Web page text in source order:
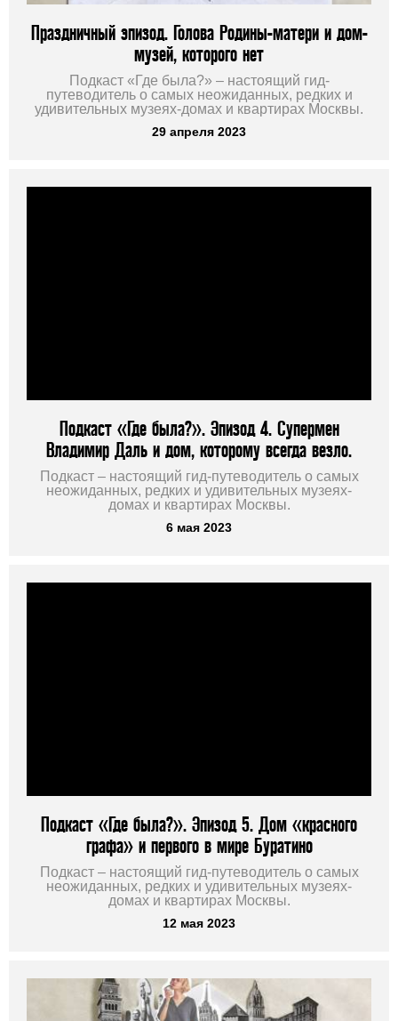
Праздничный эпизод. Голова Родины-матери и дом-
музей, которого нет
Подкаст «Где была?» – настоящий гид-
путеводитель о самых неожиданных, редких и
удивительных музеях-домах и квартирах Москвы.
29 апреля 2023
Подкаст «Где была?». Эпизод 4. Супермен
Владимир Даль и дом, которому всегда везло.
Подкаст – настоящий гид-путеводитель о самых
неожиданных, редких и удивительных музеях-
домах и квартирах Москвы.
6 мая 2023
Подкаст «Где была?». Эпизод 5. Дом «красного
графа» и первого в мире Буратино
Подкаст – настоящий гид-путеводитель о самых
неожиданных, редких и удивительных музеях-
домах и квартирах Москвы.
12 мая 2023